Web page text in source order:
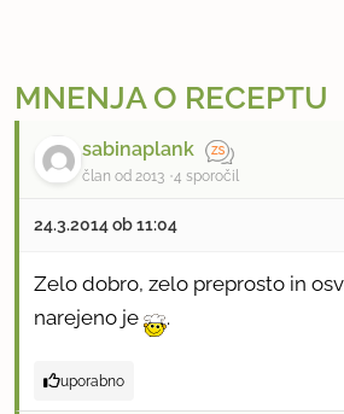
MNENJA O RECEPTU
sabinaplank
član od 2013 4 sporočil
24.3.2014 ob 11:04
Zelo dobro, zelo preprosto in
narejeno je
.
uporabno